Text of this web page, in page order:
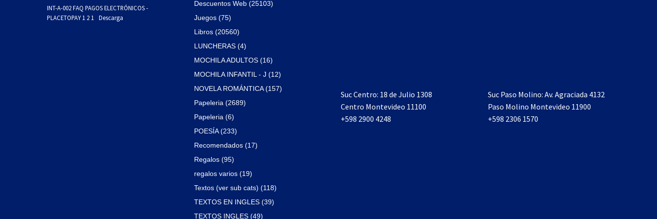
INT-A-002 FAQ PAGOS ELECTRÓNICOS -
PLACETOPAY 1 2 1
Descarga
Descuentos Web (25103)
Juegos (75)
Libros (20560)
LUNCHERAS (4)
MOCHILA ADULTOS (16)
MOCHILA INFANTIL - J (12)
NOVELA ROMÁNTICA (157)
Papeleria (2689)
Papeleria (6)
POESÍA (233)
Recomendados (17)
Regalos (95)
regalos varios (19)
Textos (ver sub cats) (118)
TEXTOS EN INGLES (39)
TEXTOS INGLES (49)
Suc Centro: 18 de Julio 1308
Centro Montevideo 11100
+598 2900 4248
Suc Paso Molino: Av. Agraciada 4132
Paso Molino Montevideo 11900
+598 2306 1570